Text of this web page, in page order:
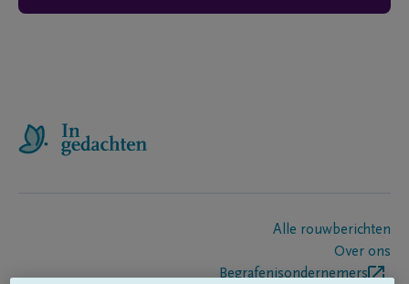
Alle rouwberichten
Over ons
Begrafenisondernemers